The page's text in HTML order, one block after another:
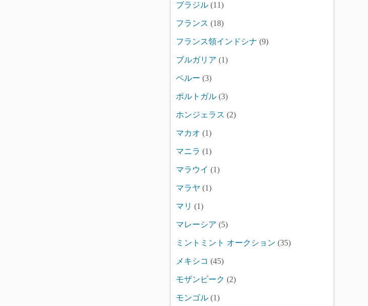
ブラジル (11)
フランス (18)
フランス領インドシナ (9)
ブルガリア (1)
ペルー (3)
ポルトガル (3)
ホンジェラス (2)
マカオ (1)
マニラ (1)
マラウイ (1)
マラヤ (1)
マリ (1)
マレーシア (5)
ミントミント オークション (35)
メキシコ (45)
モザンビーク (2)
モンゴル (1)